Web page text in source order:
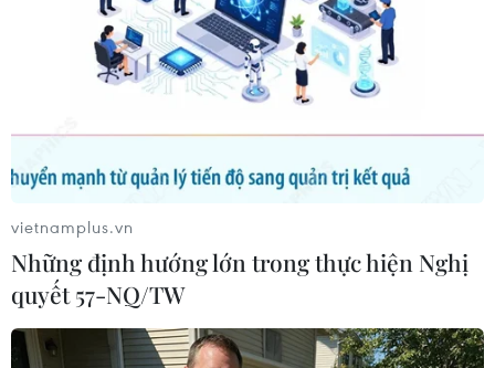
#Càphê Việt Nam
#Xuất khẩu càphê
#Thị trường Algeria
#Miễn giảm thuế Algeria
Theo dõi VietnamPlus
vietnamplus.vn
Những định hướng lớn trong thực hiện Nghị
quyết 57-NQ/TW